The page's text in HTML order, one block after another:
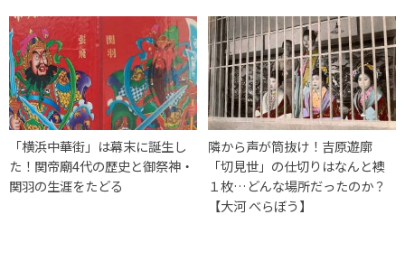
「横浜中華街」は幕末に誕生し
た！関帝廟4代の歴史と御祭神・
関羽の生涯をたどる
隣から声が筒抜け！吉原遊廓
「切見世」の仕切りはなんと襖
１枚…どんな場所だったのか？
【大河 べらぼう】